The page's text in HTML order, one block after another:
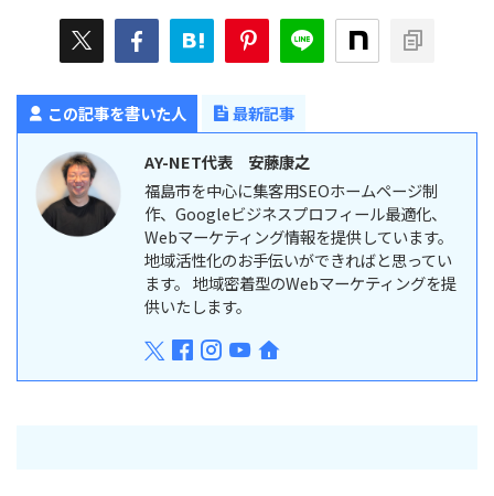
この記事を書いた人 最新記事
AY-NET代表 安藤康之
福島市を中心に集客用SEOホームページ制
作、Googleビジネスプロフィール最適化、
Webマーケティング情報を提供しています。
地域活性化のお手伝いができればと思ってい
ます。 地域密着型のWebマーケティングを提
供いたします。